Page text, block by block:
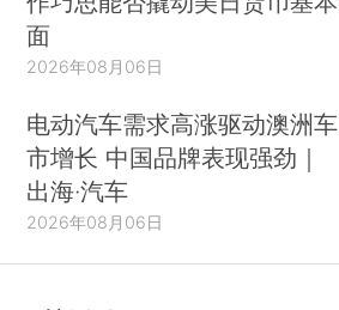
面
2026年08月06日
电动汽车需求高涨驱动澳洲车
市增长 中国品牌表现强劲｜
出海·汽车
2026年08月06日